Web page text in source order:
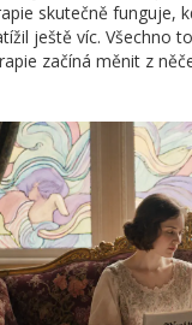
skutečně funguje,
ještě víc. Všechno
začíná měnit z